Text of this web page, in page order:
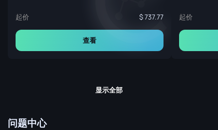
起价 737.77
查看
起价
显示全部
问题中心